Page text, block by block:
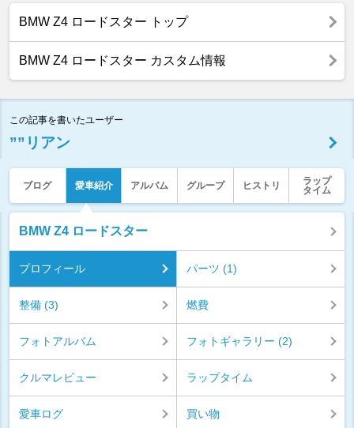
BMW Z4 ロードスター トップ
BMW Z4 ロードスター カスタム情報
この記事を書いたユーザー
””リアン
ブログ 愛車紹介 アルバム グループ ヒストリ
ラップ
タイム
BMW Z4 ロードスター
プロフィール パーツ (1)
整備 (3) 燃費
フォトアルバム フォトギャラリー (2)
クルマレビュー ラップタイム
愛車ログ 買い物